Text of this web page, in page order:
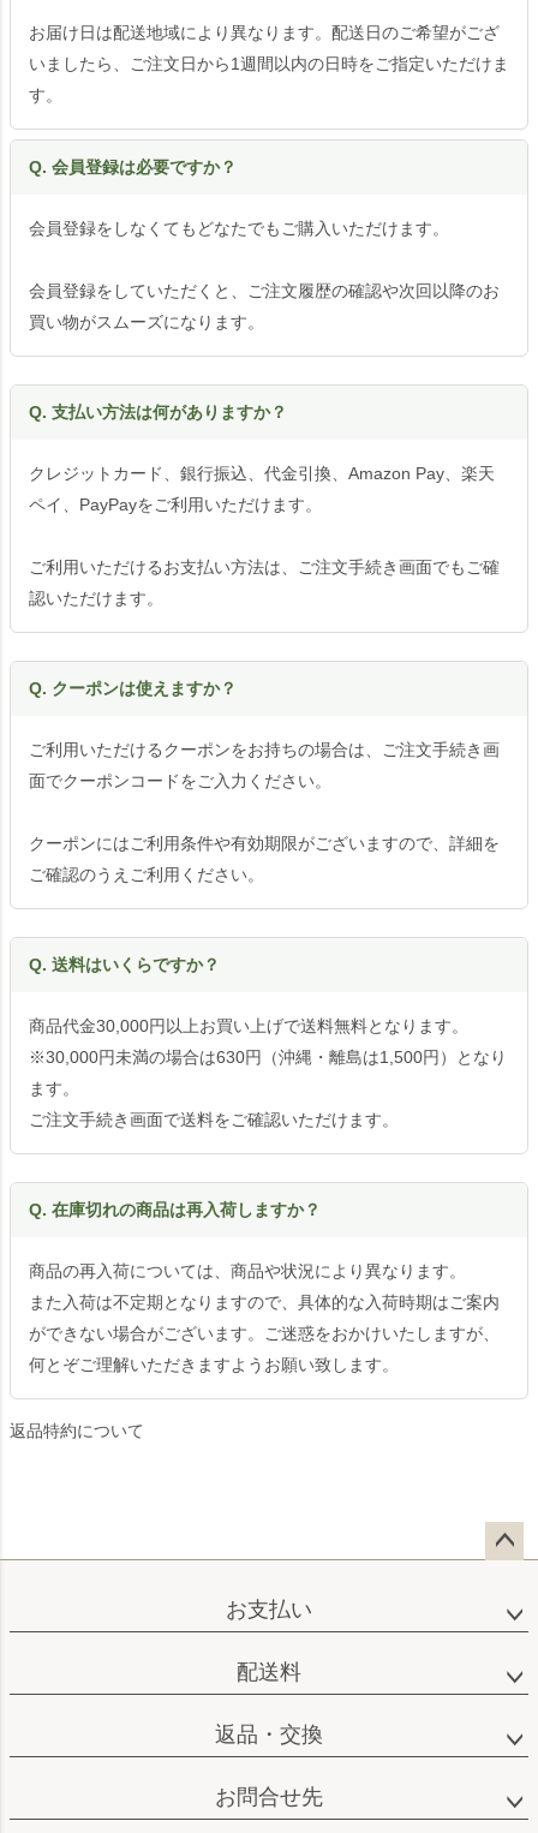
お届け日は配送地域により異なります。配送日のご希望がござ
いましたら、ご注文日から1週間以内の日時をご指定いただけま
す。
Q. 会員登録は必要ですか？
会員登録をしなくてもどなたでもご購入いただけます。
会員登録をしていただくと、ご注文履歴の確認や次回以降のお
買い物がスムーズになります。
Q. 支払い方法は何がありますか？
クレジットカード、銀行振込、代金引換、Amazon Pay、楽天
ペイ、PayPayをご利用いただけます。
ご利用いただけるお支払い方法は、ご注文手続き画面でもご確
認いただけます。
Q. クーポンは使えますか？
ご利用いただけるクーポンをお持ちの場合は、ご注文手続き画
面でクーポンコードをご入力ください。
クーポンにはご利用条件や有効期限がございますので、詳細を
ご確認のうえご利用ください。
Q. 送料はいくらですか？
商品代金30,000円以上お買い上げで送料無料となります。
※30,000円未満の場合は630円（沖縄・離島は1,500円）となり
ます。
ご注文手続き画面で送料をご確認いただけます。
Q. 在庫切れの商品は再入荷しますか？
商品の再入荷については、商品や状況により異なります。
また入荷は不定期となりますので、具体的な入荷時期はご案内
ができない場合がございます。ご迷惑をおかけいたしますが、
何とぞご理解いただきますようお願い致します。
返品特約について
ップ
お支払い
配送料
返品・交換
お問合せ先